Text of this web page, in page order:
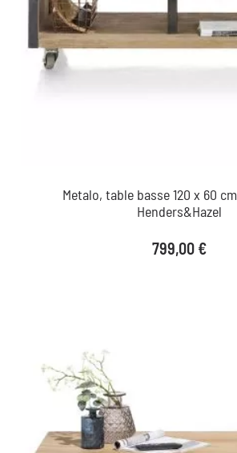
Metalo, table basse 120 x 60
Henders&Hazel
Prix
799,00 €